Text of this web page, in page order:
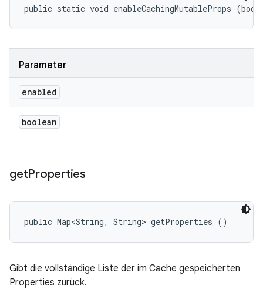
public static void enableCachingMutableProps
Parameter
enabled
boolean
getProperties
public Map<String, String> getProperties ()
Gibt die vollständige Liste der im Cache gespeicherten
Properties zurück.